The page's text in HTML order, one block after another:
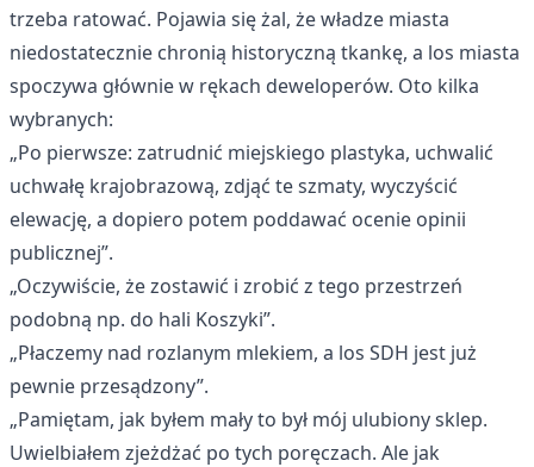
trzeba ratować. Pojawia się żal, że władze miasta
niedostatecznie chronią historyczną tkankę, a los miasta
spoczywa głównie w rękach deweloperów. Oto kilka
wybranych:
„Po pierwsze: zatrudnić miejskiego plastyka, uchwalić
uchwałę krajobrazową, zdjąć te szmaty, wyczyścić
elewację, a dopiero potem poddawać ocenie opinii
publicznej”.
„Oczywiście, że zostawić i zrobić z tego przestrzeń
podobną np. do hali Koszyki”.
„Płaczemy nad rozlanym mlekiem, a los SDH jest już
pewnie przesądzony”.
„Pamiętam, jak byłem mały to był mój ulubiony sklep.
Uwielbiałem zjeżdżać po tych poręczach. Ale jak